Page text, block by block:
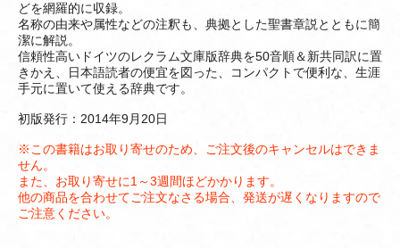
どを網羅的に収録。
名称の由来や属性などの注釈も、典拠とした聖書章説とともに簡
潔に解説。
信頼性高いドイツのレクラム文庫版辞典を50音順＆新共同訳に置
きかえ、日本語読者の便宜を図った、コンパクトで便利な、生涯
手元に置いて使える辞典です。
初版発行：2014年9月20日
※この書籍はお取り寄せのため、ご注文後のキャンセルはできま
せん。
また、お取り寄せに1～3週間ほどかかります。
他の商品を合わせてご注文なさる場合、発送が遅くなりますので
ご注意ください。